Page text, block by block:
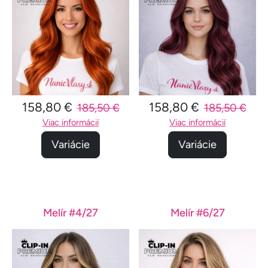
158,80 € 185,50 €
Viac informácií
Variácie
158,80 € 185,50 €
Viac informácií
Variácie
Melír #4/27 Melír #6/27